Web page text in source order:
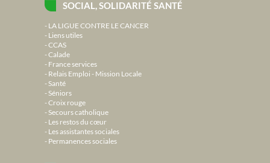
SOCIAL, SOLIDARITÉ SANTÉ
LA LIGUE CONTRE LE CANCER
Liens utiles
CCAS
Calade
France services
Relais Emploi - Mission Locale
Santé
Séniors
Croix rouge
Secours catholique
Les restos du cœur
Les assistantes sociales
Permanences sociales